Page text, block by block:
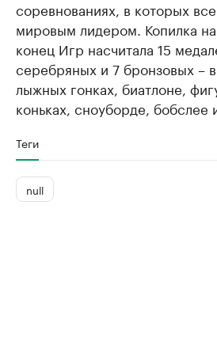
соревнованиях, в которых
мировым лидером. Копилка
конец Игр насчитала 15
серебряных и 7 бронзовых –
лыжных гонках, биатлоне,
коньках, сноуборде, бобслее
Теги
null